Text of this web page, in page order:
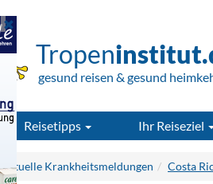
Tropen
gesund reisen & gesund
Reisetipps Ihr Reiseziel
Aktuelle Krankheitsmeldungen Costa